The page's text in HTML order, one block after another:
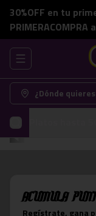
30%OFF en tu
Abrir menu de
¿Dónde
Acumula
Regístrate, gana